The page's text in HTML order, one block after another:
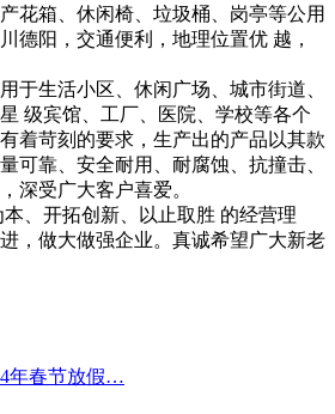
花箱、休闲椅、垃圾桶、岗亭等公用
德阳，交通便利，地理位置优 越，
于生活小区、休闲广场、城市街道、
级宾馆、工厂、医院、学校等各个
着苛刻的要求，生产出的产品以其款
可靠、安全耐用、耐腐蚀、抗撞击、
深受广大客户喜爱。
、开拓创新、以止取胜 的经营理
，做大做强企业。真诚希望广大新老